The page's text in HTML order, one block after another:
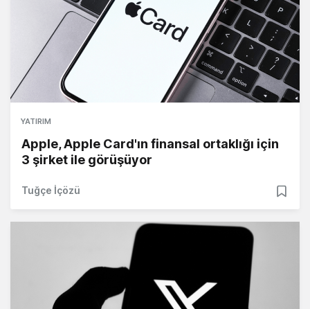
YATIRIM
Apple, Apple Card'ın finansal ortaklığı için
3 şirket ile görüşüyor
Tuğçe İçözü